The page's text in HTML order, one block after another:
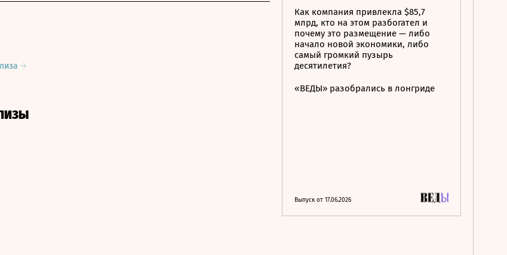
Как компания привлекла $85,7
млрд, кто на этом разбогател и
почему это размещение — либо
начало новой экономики, либо
самый громкий пузырь
десятилетия?
«ВЕДЫ» разобрались в лонгриде
Выпуск от 17.06.2026